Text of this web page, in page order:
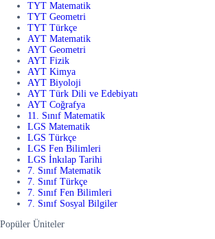
TYT Matematik
TYT Geometri
TYT Türkçe
AYT Matematik
AYT Geometri
AYT Fizik
AYT Kimya
AYT Biyoloji
AYT Türk Dili ve Edebiyatı
AYT Coğrafya
11. Sınıf Matematik
LGS Matematik
LGS Türkçe
LGS Fen Bilimleri
LGS İnkılap Tarihi
7. Sınıf Matematik
7. Sınıf Türkçe
7. Sınıf Fen Bilimleri
7. Sınıf Sosyal Bilgiler
Popüler Üniteler